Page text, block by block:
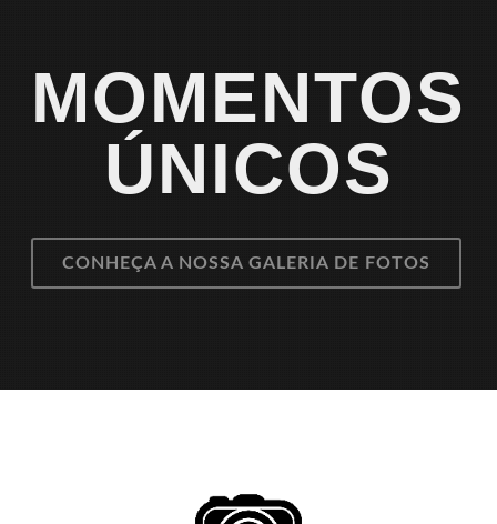
MOMENTOS
ÚNICOS
CONHEÇA A NOSSA GALERIA DE FOTOS